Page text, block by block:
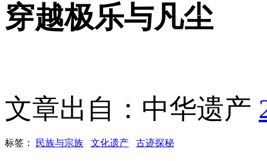
穿越极乐与凡尘
文章出自：中华遗产
标签： 民族与宗族 文化遗产 古迹探秘